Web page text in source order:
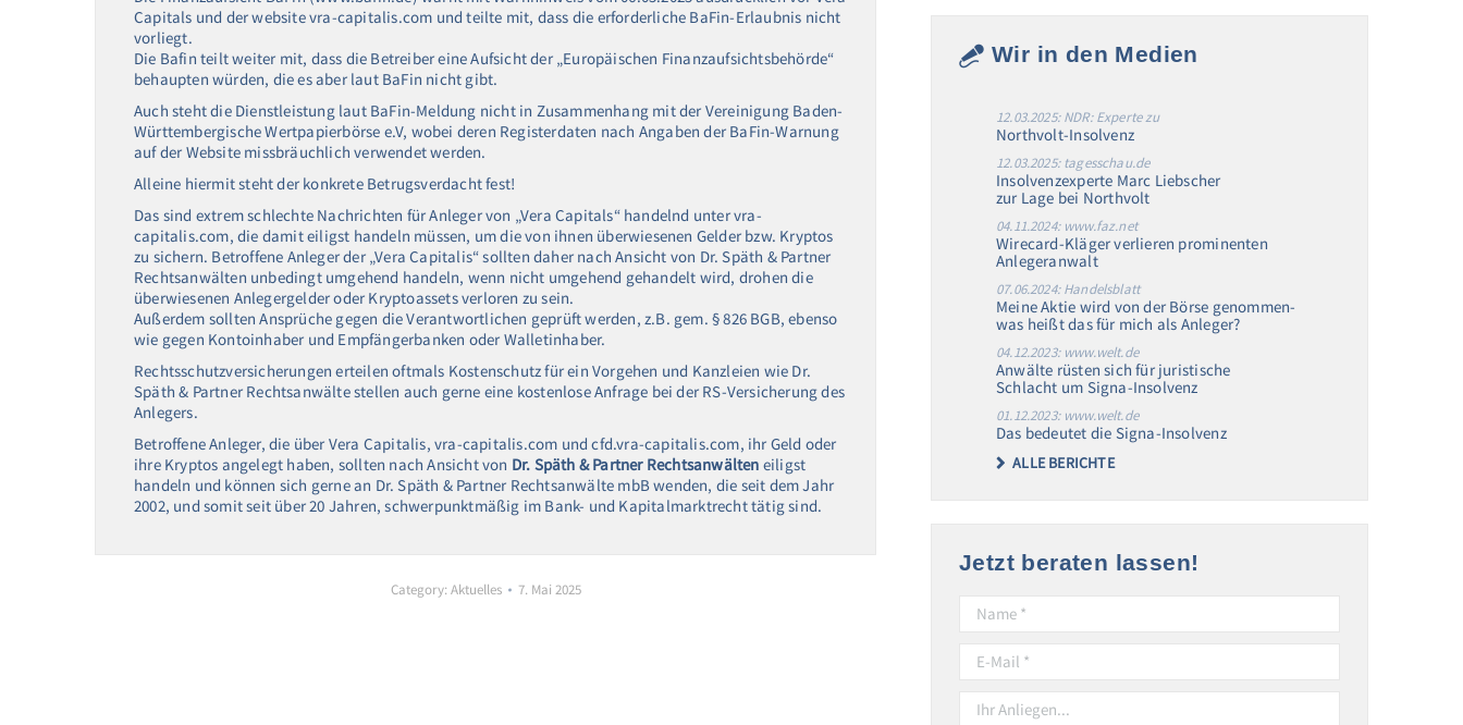
Capitals und der website vra-capitalis.com und teilte mit, dass die erforderliche BaFin-Erlaubnis nicht
vorliegt.
Die Bafin teilt weiter mit, dass die Betreiber eine Aufsicht der „Europäischen Finanzaufsichtsbehörde“
behaupten würden, die es aber laut BaFin nicht gibt.
Auch steht die Dienstleistung laut BaFin-Meldung nicht in Zusammenhang mit der Vereinigung Baden-
Württembergische Wertpapierbörse e.V, wobei deren Registerdaten nach Angaben der BaFin-Warnung
auf der Website missbräuchlich verwendet werden.
Alleine hiermit steht der konkrete Betrugsverdacht fest!
Das sind extrem schlechte Nachrichten für Anleger von „Vera Capitals“ handelnd unter vra-
capitalis.com, die damit eiligst handeln müssen, um die von ihnen überwiesenen Gelder bzw. Kryptos
zu sichern. Betroffene Anleger der „Vera Capitalis“ sollten daher nach Ansicht von Dr. Späth & Partner
Rechtsanwälten unbedingt umgehend handeln, wenn nicht umgehend gehandelt wird, drohen die
überwiesenen Anlegergelder oder Kryptoassets verloren zu sein.
Außerdem sollten Ansprüche gegen die Verantwortlichen geprüft werden, z.B. gem. § 826 BGB, ebenso
wie gegen Kontoinhaber und Empfängerbanken oder Walletinhaber.
Rechtsschutzversicherungen erteilen oftmals Kostenschutz für ein Vorgehen und Kanzleien wie Dr.
Späth & Partner Rechtsanwälte stellen auch gerne eine kostenlose Anfrage bei der RS-Versicherung des
Anlegers.
Betroffene Anleger, die über Vera Capitalis, vra-capitalis.com und cfd.vra-capitalis.com, ihr Geld oder
ihre Kryptos angelegt haben, sollten nach Ansicht von Dr. Späth & Partner Rechtsanwälten eiligst
handeln und können sich gerne an Dr. Späth & Partner Rechtsanwälte mbB wenden, die seit dem Jahr
2002, und somit seit über 20 Jahren, schwerpunktmäßig im Bank- und Kapitalmarktrecht tätig sind.
Category:Aktuelles 7. Mai 2025
Wir in den Medien
12.03.2025: NDR: Experte zu
Northvolt-Insolvenz
12.03.2025: tagesschau.de
Insolvenzexperte Marc Liebscher
zur Lage bei Northvolt
04.11.2024: www.faz.net
Wirecard-Kläger verlieren prominenten
Anlegeranwalt
07.06.2024: Handelsblatt
Meine Aktie wird von der Börse genommen-
was heißt das für mich als Anleger?
04.12.2023: www.welt.de
Anwälte rüsten sich für juristische
Schlacht um Signa-Insolvenz
01.12.2023: www.welt.de
Das bedeutet die Signa-Insolvenz
ALLE BERICHTE
Jetzt beraten lassen!